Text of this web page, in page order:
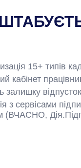
15+ типів
кабінет
залишку відпусток
з сервісами
(ВЧАСНО,